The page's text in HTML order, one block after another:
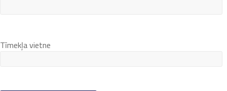
Tīmekļa vietne